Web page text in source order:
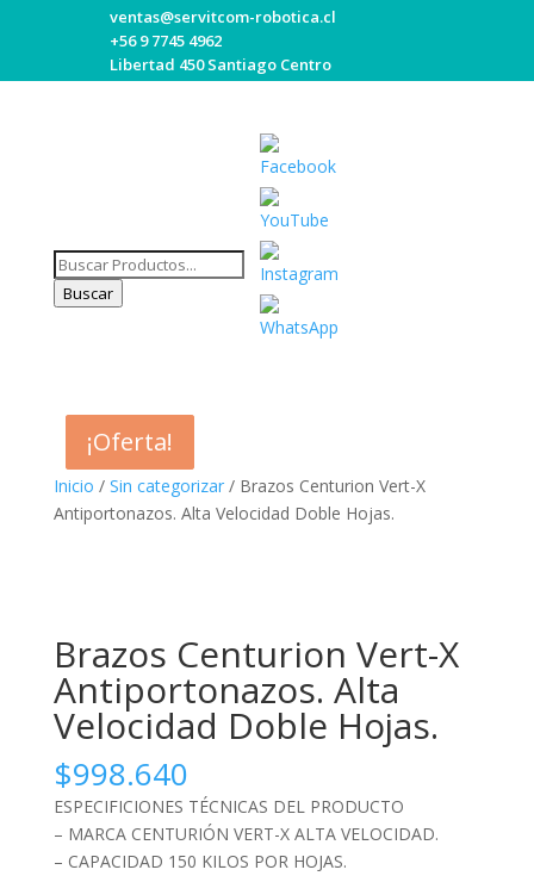
ventas@servitcom-robotica.cl
+56 9 7745 4962
Libertad 450 Santiago Centro
Búsqueda
deBuscar
Inicio / Sin categorizar/ Brazos Centurion Vert-X
Antiportonazos. Alta Velocidad Doble Hojas.
Brazos Centurion Vert-X
Antiportonazos. Alta
Velocidad Doble Hojas.
$998.640
ESPECIFICIONES TÉCNICAS DEL PRODUCTO
– MARCA CENTURIÓN VERT-X ALTA VELOCIDAD.
– CAPACIDAD 150 KILOS POR HOJAS.
¡Oferta!
¡Oferta!
Set
Youtube